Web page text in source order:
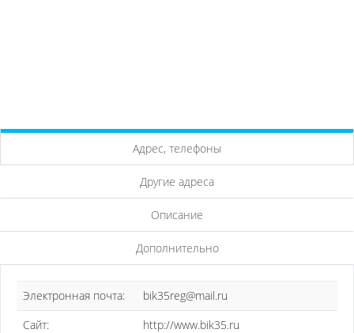
Адрес, телефоны
Другие адреса
Описание
Дополнительно
Электронная почта:
bik35reg@mail.ru
Сайт:
http://www.bik35.ru